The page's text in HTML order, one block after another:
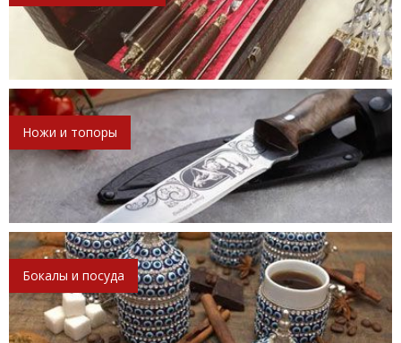
Ножи и топоры
Бокалы и посуда